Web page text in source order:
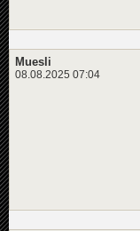
Muesli
08.08.2025 07:04